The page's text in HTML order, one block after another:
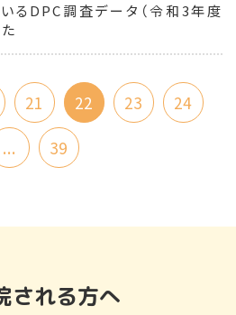
るDPC調査データ（令和3年度
21 22 23
24
...
39
される方へ